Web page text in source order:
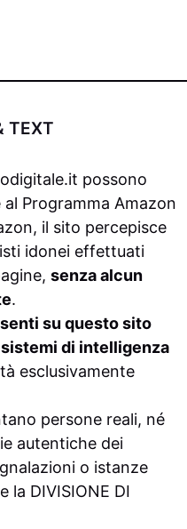
TEXT
possono
Programma Amazon
il sito percepisce
idonei effettuati
senza alcun
.
su questo sito
di intelligenza
esclusivamente
persone reali, né
autentiche dei
o istanze
la DIVISIONE DI